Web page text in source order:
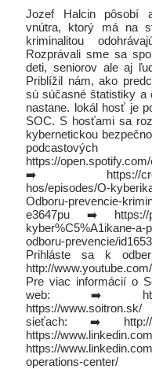
Jozef Halcin pôsobí
vnútra, ktorý má na
kriminalitou
Rozprávali sme sa
deti, seniorov ale aj
Priblížil nám, ako
sú súčasné štatistiky a
nastane. lokál hosť je
SOC. S hosťami sa
kybernetickou
https://
➡️ https://
hos/episodes/O-
Odboru-prevencie-
e3647pu ➡️ https://
kyber%C5%A1ikane-a-
odboru-prevencie/
Prihláste sa k
http://
Pre viac informácií o
web: ➡️
https://
sieťach: ➡️ http://
https://
https://
operations-center/